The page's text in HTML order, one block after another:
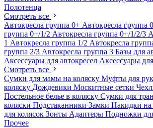
Полотенца
Смотреть все
Автокресла группа 0+ Автокресла группа
группа 0+/1/2 Автокресла группа 0+/1/2/3
1 Автокресла группа 1/2 Автокресла
группа 2/3 Автокресла группа 3 Базы для
Аксессуары для автокресел Аксессуары
Смотреть все
Сумки для мамы на коляску Муфты для рук
коляску Дождевики Москитные сетки
Постельное белье в коляску Сумки для
коляски Подстаканники Замки Накидки
для колясок Зонты Адаптеры Подножки
Прочее